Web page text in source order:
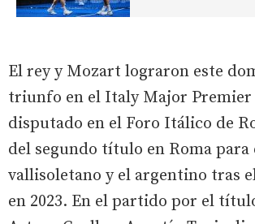
El rey y Mozart lograron este
triunfo en el Italy Major Premier
disputado en el Foro Itálico de
del segundo título en Roma para
vallisoletano y el argentino tras
en 2023. En el partido por el